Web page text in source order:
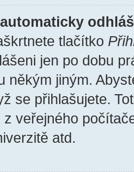
tlačítko
jen po dobu
někým jiným.
se přihlašujete.
z veřejného
atd.